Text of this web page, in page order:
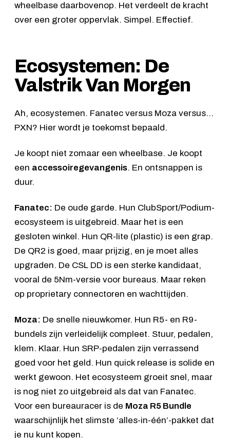
wheelbase daarbovenop. Het verdeelt de kracht
over een groter oppervlak. Simpel. Effectief.
Ecosystemen: De
Valstrik Van Morgen
Ah, ecosystemen. Fanatec versus Moza versus…
PXN? Hier wordt je toekomst bepaald.
Je koopt niet zomaar een wheelbase. Je koopt
een accessoiregevangenis. En ontsnappen is
duur.
Fanatec: De oude garde. Hun ClubSport/Podium-
ecosysteem is uitgebreid. Maar het is een
gesloten winkel. Hun QR-lite (plastic) is een grap.
De QR2 is goed, maar prijzig, en je moet alles
upgraden. De CSL DD is een sterke kandidaat,
vooral de 5Nm-versie voor bureaus. Maar reken
op proprietary connectoren en wachttijden.
Moza: De snelle nieuwkomer. Hun R5- en R9-
bundels zijn verleidelijk compleet. Stuur, pedalen,
klem. Klaar. Hun SRP-pedalen zijn verrassend
goed voor het geld. Hun quick release is solide en
werkt gewoon. Het ecosysteem groeit snel, maar
is nog niet zo uitgebreid als dat van Fanatec.
Voor een bureauracer is de Moza R5 Bundle
waarschijnlijk het slimste ‘alles-in-één’-pakket dat
je nu kunt kopen.